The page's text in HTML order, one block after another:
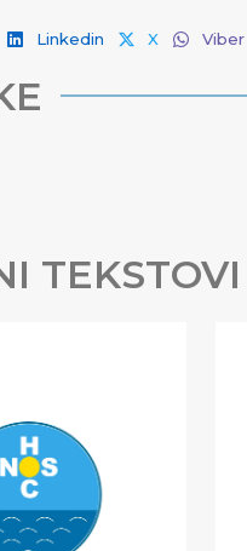
Linkedin X Viber
TEKSTOVI